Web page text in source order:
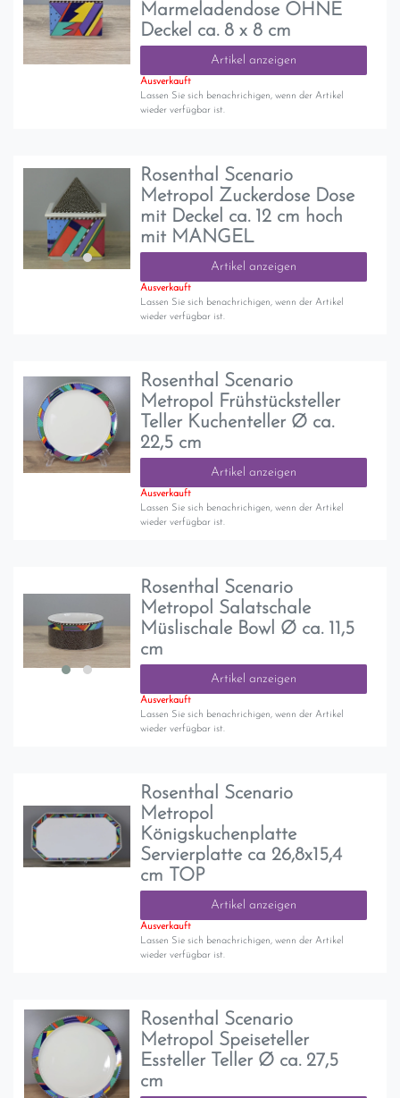
Marmeladendose OHNE
Deckel ca. 8 x 8 cm
Artikel anzeigen
Ausverkauft
Lassen Sie sich benachrichigen, wenn der Artikel
wieder verfügbar ist.
Rosenthal Scenario
Metropol Zuckerdose Dose
mit Deckel ca. 12 cm hoch
mit MANGEL
Artikel anzeigen
Ausverkauft
Lassen Sie sich benachrichigen, wenn der Artikel
wieder verfügbar ist.
Rosenthal Scenario
Metropol Frühstücksteller
Teller Kuchenteller Ø ca.
22,5 cm
Artikel anzeigen
Ausverkauft
Lassen Sie sich benachrichigen, wenn der Artikel
wieder verfügbar ist.
Rosenthal Scenario
Metropol Salatschale
Müslischale Bowl Ø ca. 11,5
cm
Artikel anzeigen
Ausverkauft
Lassen Sie sich benachrichigen, wenn der Artikel
wieder verfügbar ist.
Rosenthal Scenario
Metropol
Königskuchenplatte
Servierplatte ca 26,8x15,4
cm TOP
Artikel anzeigen
Ausverkauft
Lassen Sie sich benachrichigen, wenn der Artikel
wieder verfügbar ist.
Rosenthal Scenario
Metropol Speiseteller
Essteller Teller Ø ca. 27,5
cm